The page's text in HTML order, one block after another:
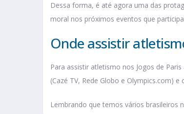
Dessa forma, é até agora uma das
moral nos próximos eventos que
Onde assistir
Para assistir atletismo nos Jogos de
(Cazé TV, Rede Globo e Olympics.com)
Lembrando que temos vários brasileiros